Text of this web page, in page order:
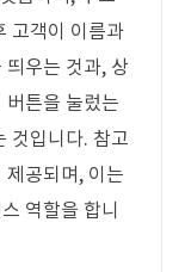
고객이 이름과
띄우는 것과, 상
버튼을 눌렀는
것입니다. 참고
제공되며, 이는
역할을 합니